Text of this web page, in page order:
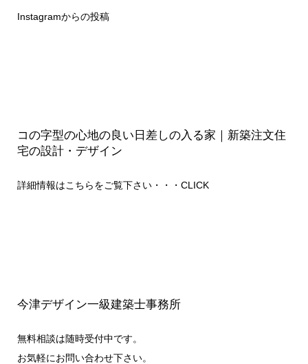
Instagramからの投稿
コの字型の心地の良い日差しの入る家｜新築注文住
宅の設計・デザイン
詳細情報はこちらをご覧下さい・・・ CLICK
今津デザイン一級建築士事務所
無料相談は随時受付中です。
お気軽にお問い合わせ下さい。